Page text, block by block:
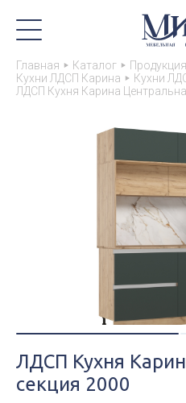
Главная Каталог Продукция
Кухни ЛДСП Карина
Кухни
ЛДСП Кухня Карина
ЛДСП Кухня
секция 2000